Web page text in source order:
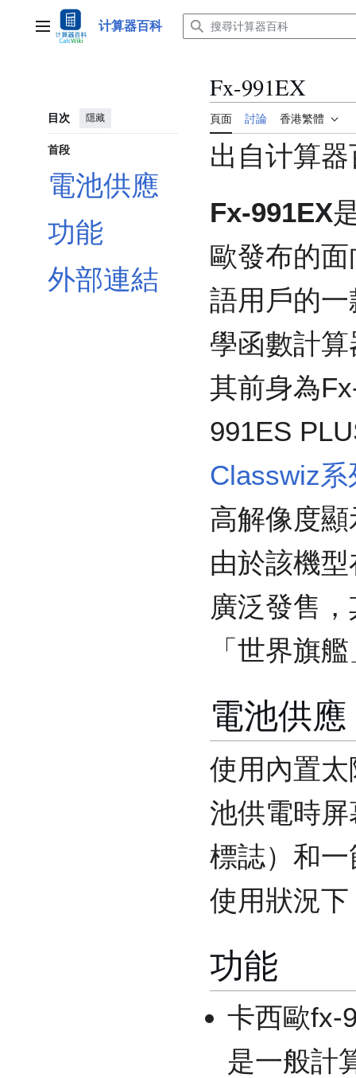
主選單 计算器百科
目次 隱藏
首段
電池供應
功能
外部連結
Fx-991EX
頁面 討論 香港繁體
出自计算
Fx-991EX
歐發布的面
語用戶的一
學函數計算
其前身為
991ES
Classwiz系
高解像度
由於該機
廣泛發售
「世界旗
電池供應
使用內置
池供電時
標誌）和
使用狀況
功能
卡西歐fx-
是一般計